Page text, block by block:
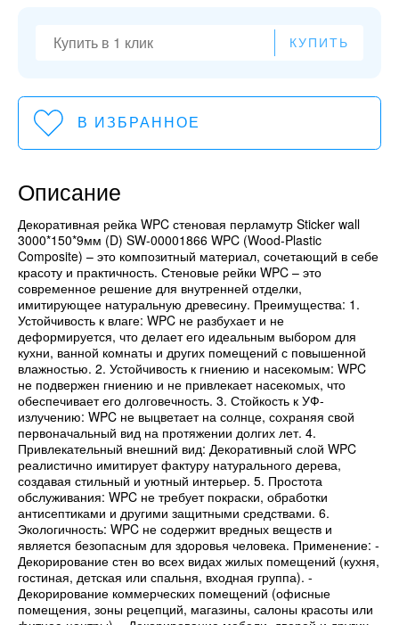
КУПИТЬ
В ИЗБРАННОЕ
Описание
Декоративная рейка WPC стеновая перламутр Sticker wall
3000*150*9мм (D) SW-00001866 WPC (Wood-Plastic
Composite) – это композитный материал, сочетающий в себе
красоту и практичность. Стеновые рейки WPC – это
современное решение для внутренней отделки,
имитирующее натуральную древесину. Преимущества: 1.
Устойчивость к влаге: WPC не разбухает и не
деформируется, что делает его идеальным выбором для
кухни, ванной комнаты и других помещений с повышенной
влажностью. 2. Устойчивость к гниению и насекомым: WPC
не подвержен гниению и не привлекает насекомых, что
обеспечивает его долговечность. 3. Стойкость к УФ-
излучению: WPC не выцветает на солнце, сохраняя свой
первоначальный вид на протяжении долгих лет. 4.
Привлекательный внешний вид: Декоративный слой WPC
реалистично имитирует фактуру натурального дерева,
создавая стильный и уютный интерьер. 5. Простота
обслуживания: WPC не требует покраски, обработки
антисептиками и другими защитными средствами. 6.
Экологичность: WPC не содержит вредных веществ и
является безопасным для здоровья человека. Применение: -
Декорирование стен во всех видах жилых помещений (кухня,
гостиная, детская или спальня, входная группа). -
Декорирование коммерческих помещений (офисные
помещения, зоны рецепций, магазины, салоны красоты или